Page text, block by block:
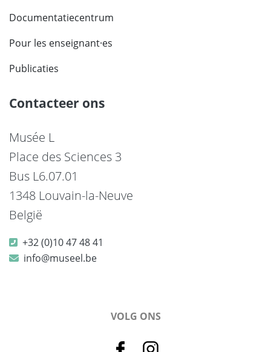
Documentatiecentrum
Pour les enseignant·es
Publicaties
Contacteer ons
Musée L
Place des Sciences 3
Bus L6.07.01
1348 Louvain-la-Neuve
België
+32 (0)10 47 48 41
info@museel.be
VOLG ONS